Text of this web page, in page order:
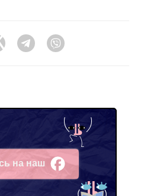
Twitter Telegram
на наш